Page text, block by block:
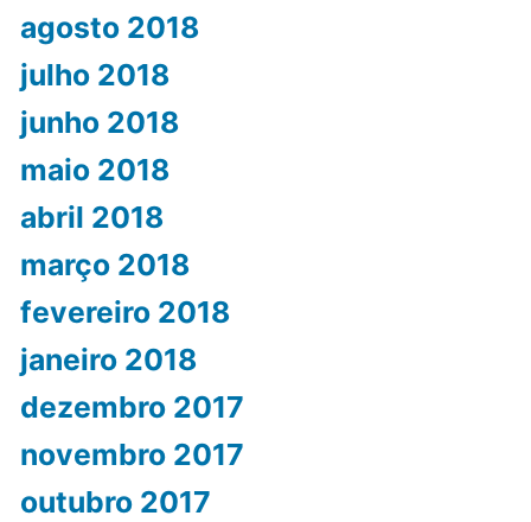
agosto 2018
julho 2018
junho 2018
maio 2018
abril 2018
março 2018
fevereiro 2018
janeiro 2018
dezembro 2017
novembro 2017
outubro 2017